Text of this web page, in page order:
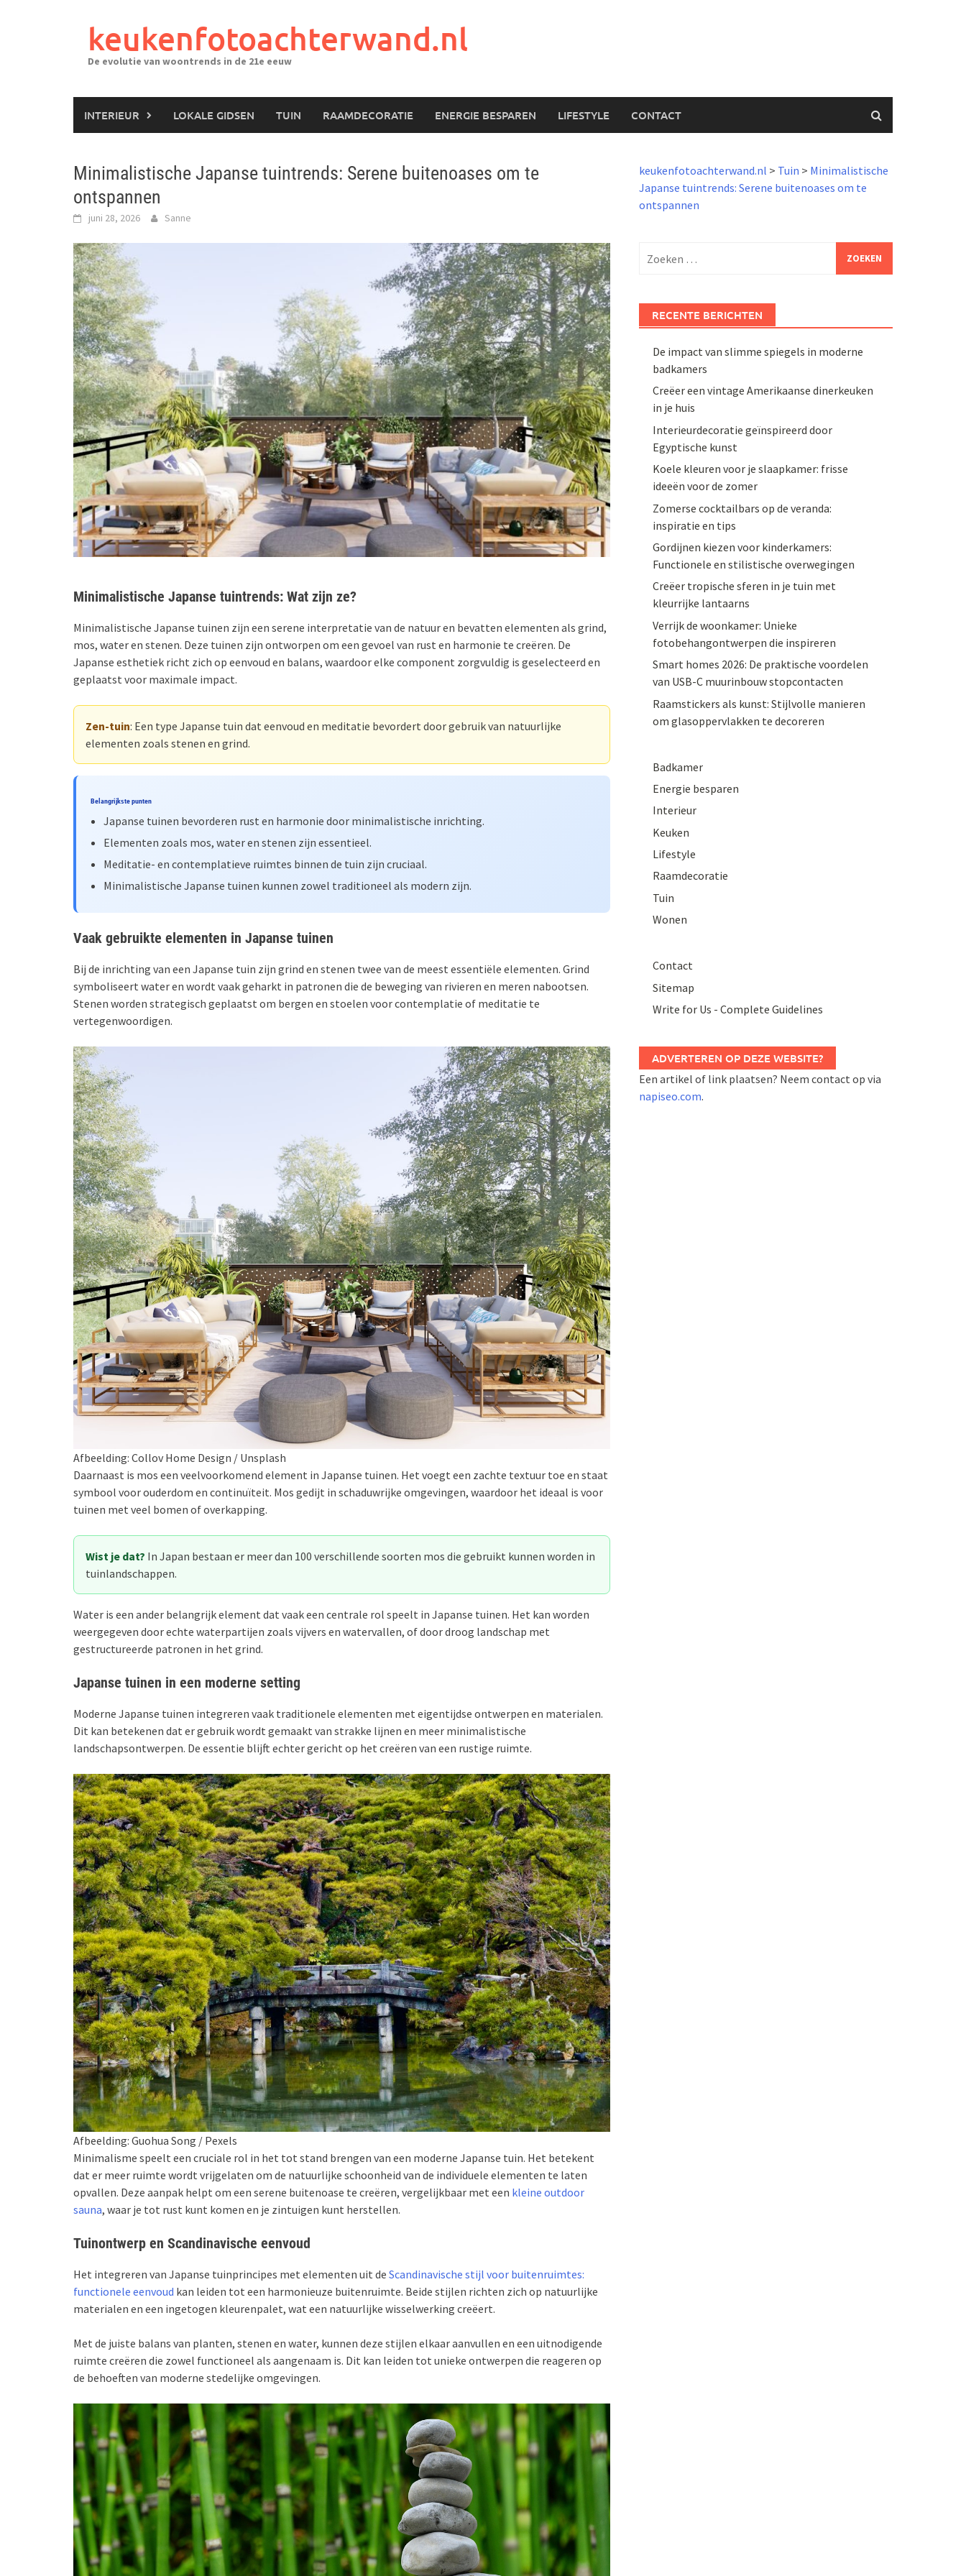
keukenfotoachterwand.nl
De evolutie van woontrends in de 21e eeuw
INTERIEUR LOKALE GIDSEN TUIN RAAMDECORATIE ENERGIE BESPAREN LIFESTYLE CONTACT
Minimalistische Japanse tuintrends: Serene buitenoases om te
ontspannen
juni 28, 2026 Sanne
Minimalistische Japanse tuintrends: Wat zijn ze?
Minimalistische Japanse tuinen zijn een serene interpretatie van de natuur en bevatten elementen als grind,
mos, water en stenen. Deze tuinen zijn ontworpen om een gevoel van rust en harmonie te creëren. De
Japanse esthetiek richt zich op eenvoud en balans, waardoor elke component zorgvuldig is geselecteerd en
geplaatst voor maximale impact.
Zen-tuin: Een type Japanse tuin dat eenvoud en meditatie bevordert door gebruik van natuurlijke
elementen zoals stenen en grind.
Belangrijkste punten
Japanse tuinen bevorderen rust en harmonie door minimalistische inrichting.
Elementen zoals mos, water en stenen zijn essentieel.
Meditatie- en contemplatieve ruimtes binnen de tuin zijn cruciaal.
Minimalistische Japanse tuinen kunnen zowel traditioneel als modern zijn.
Vaak gebruikte elementen in Japanse tuinen
Bij de inrichting van een Japanse tuin zijn grind en stenen twee van de meest essentiële elementen. Grind
symboliseert water en wordt vaak geharkt in patronen die de beweging van rivieren en meren nabootsen.
Stenen worden strategisch geplaatst om bergen en stoelen voor contemplatie of meditatie te
vertegenwoordigen.
Afbeelding: Collov Home Design / Unsplash
Daarnaast is mos een veelvoorkomend element in Japanse tuinen. Het voegt een zachte textuur toe en staat
symbool voor ouderdom en continuïteit. Mos gedijt in schaduwrijke omgevingen, waardoor het ideaal is voor
tuinen met veel bomen of overkapping.
Wist je dat? In Japan bestaan er meer dan 100 verschillende soorten mos die gebruikt kunnen worden in
tuinlandschappen.
Water is een ander belangrijk element dat vaak een centrale rol speelt in Japanse tuinen. Het kan worden
weergegeven door echte waterpartijen zoals vijvers en watervallen, of door droog landschap met
gestructureerde patronen in het grind.
Japanse tuinen in een moderne setting
Moderne Japanse tuinen integreren vaak traditionele elementen met eigentijdse ontwerpen en materialen.
Dit kan betekenen dat er gebruik wordt gemaakt van strakke lijnen en meer minimalistische
landschapsontwerpen. De essentie blijft echter gericht op het creëren van een rustige ruimte.
Afbeelding: Guohua Song / Pexels
Minimalisme speelt een cruciale rol in het tot stand brengen van een moderne Japanse tuin. Het betekent
dat er meer ruimte wordt vrijgelaten om de natuurlijke schoonheid van de individuele elementen te laten
opvallen. Deze aanpak helpt om een serene buitenoase te creëren, vergelijkbaar met een kleine outdoor
sauna, waar je tot rust kunt komen en je zintuigen kunt herstellen.
Tuinontwerp en Scandinavische eenvoud
Het integreren van Japanse tuinprincipes met elementen uit de Scandinavische stijl voor buitenruimtes:
functionele eenvoud kan leiden tot een harmonieuze buitenruimte. Beide stijlen richten zich op natuurlijke
materialen en een ingetogen kleurenpalet, wat een natuurlijke wisselwerking creëert.
Met de juiste balans van planten, stenen en water, kunnen deze stijlen elkaar aanvullen en een uitnodigende
ruimte creëren die zowel functioneel als aangenaam is. Dit kan leiden tot unieke ontwerpen die reageren op
de behoeften van moderne stedelijke omgevingen.
keukenfotoachterwand.nl > Tuin > Minimalistische
Japanse tuintrends: Serene buitenoases om te
ontspannen
naar:
RECENTE BERICHTEN
De impact van slimme spiegels in moderne
badkamers
Creëer een vintage Amerikaanse dinerkeuken
in je huis
Interieurdecoratie geïnspireerd door
Egyptische kunst
Koele kleuren voor je slaapkamer: frisse
ideeën voor de zomer
Zomerse cocktailbars op de veranda:
inspiratie en tips
Gordijnen kiezen voor kinderkamers:
Functionele en stilistische overwegingen
Creëer tropische sferen in je tuin met
kleurrijke lantaarns
Verrijk de woonkamer: Unieke
fotobehangontwerpen die inspireren
Smart homes 2026: De praktische voordelen
van USB-C muurinbouw stopcontacten
Raamstickers als kunst: Stijlvolle manieren
om glasoppervlakken te decoreren
Badkamer
Energie besparen
Interieur
Keuken
Lifestyle
Raamdecoratie
Tuin
Wonen
Contact
Sitemap
Write for Us - Complete Guidelines
ADVERTEREN OP DEZE WEBSITE?
Een artikel of link plaatsen? Neem contact op via
napiseo.com.